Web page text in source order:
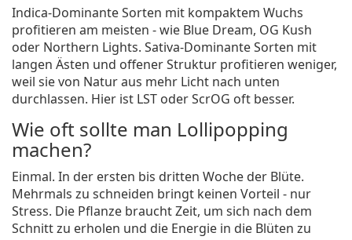
Indica-Dominante Sorten mit kompaktem Wuchs
profitieren am meisten - wie Blue Dream, OG Kush
oder Northern Lights. Sativa-Dominante Sorten mit
langen Ästen und offener Struktur profitieren weniger,
weil sie von Natur aus mehr Licht nach unten
durchlassen. Hier ist LST oder ScrOG oft besser.
Wie oft sollte man Lollipopping
machen?
Einmal. In der ersten bis dritten Woche der Blüte.
Mehrmals zu schneiden bringt keinen Vorteil - nur
Stress. Die Pflanze braucht Zeit, um sich nach dem
Schnitt zu erholen und die Energie in die Blüten zu